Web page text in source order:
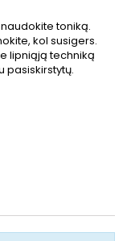
toniką.
kol susigers.
lipniąją techniką
pasiskirstytų.